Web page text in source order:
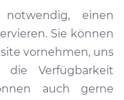
einen
Sie können
vornehmen, uns
Verfügbarkeit
auch gerne